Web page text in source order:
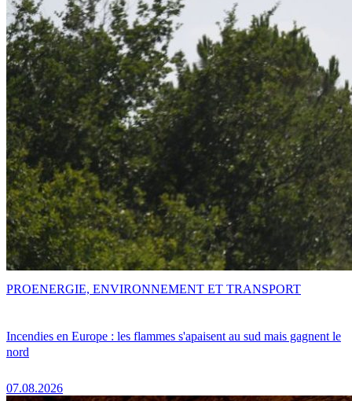
Incendies en Europe : les flammes s'apaisent au sud mais gagnent le
nord
07.08.2026
PROENERGIE, ENVIRONNEMENT ET TRANSPORT